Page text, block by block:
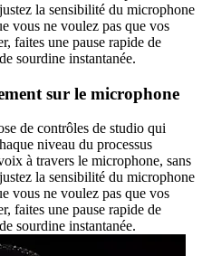
la sensibilité du microphone
vous ne voulez pas que vos
faites une pause rapide de
sourdine instantanée.
sur le microphone
de contrôles de studio qui
niveau du processus
à travers le microphone, sans
la sensibilité du microphone
vous ne voulez pas que vos
faites une pause rapide de
sourdine instantanée.